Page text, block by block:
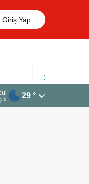
Giriş Yap
1,1781
29 °